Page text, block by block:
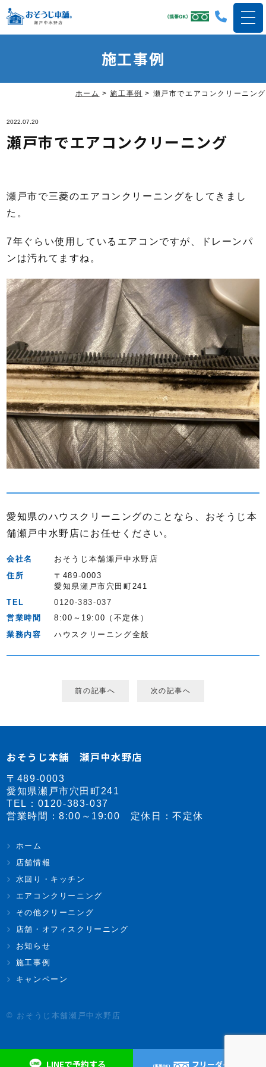
施工事例
ホーム >施工事例 > 瀬戸市でエアコンクリーニング
2022.07.20
瀬戸市でエアコンクリーニング
瀬戸市で三菱のエアコンクリーニングをしてきまし
た。
7年ぐらい使用しているエアコンですが、ドレーンパ
ンは汚れてますね。
愛知県のハウスクリーニングのことなら、おそうじ本
舗瀬戸中水野店にお任せください。
会社名
おそうじ本舗瀬戸中水野店
住所
〒489-0003
愛知県瀬戸市穴田町241
TEL
0120-383-037
営業時間
8:00～19:00（不定休）
業務内容
ハウスクリーニング全般
前の記事へ 次の記事へ
おそうじ本舗 瀬戸中水野店
〒489-0003
愛知県瀬戸市穴田町241
TEL： 0120-383-037
営業時間：8:00～19:00 定休日：不定休
ホーム
店舗情報
水回り・キッチン
エアコンクリーニング
その他クリーニング
店舗・オフィスクリーニング
お知らせ
施工事例
キャンペーン
© おそうじ本舗瀬戸中水野店
LINEで予約する フリーダイヤル